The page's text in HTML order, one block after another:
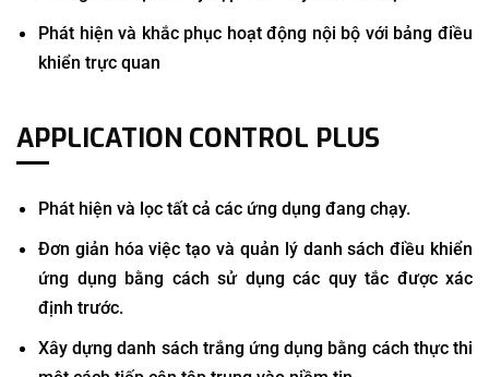
Phát hiện và khắc phục hoạt động nội bộ với bảng điều
khiển trực quan
APPLICATION CONTROL PLUS
Phát hiện và lọc tất cả các ứng dụng đang chạy.
Đơn giản hóa việc tạo và quản lý danh sách điều khiển
ứng dụng bằng cách sử dụng các quy tắc được xác
định trước.
Xây dựng danh sách trắng ứng dụng bằng cách thực thi